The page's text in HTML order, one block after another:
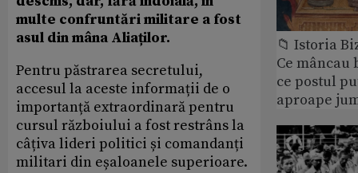
multe confruntări militare a fost
asul din mâna Aliaților.
Pentru păstrarea secretului,
accesul la aceste informații de o
importanță extraordinară pentru
cursul războiului a fost restrâns la
câțiva lideri politici și comandanți
militari din eșaloanele superioare.
📁 Istoria
Ce
ce postul
aproape